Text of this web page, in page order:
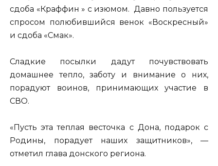
сдоба «Краффин » с изюмом. Давно пользуется
спросом полюбившийся венок «Воскресный»
и сдоба «Смак».
Сладкие посылки дадут почувствовать
домашнее тепло, заботу и внимание о них,
порадуют воинов, принимающих участие в
СВО.
«Пусть эта теплая весточка с Дона, подарок с
Родины, порадует наших защитников», —
отметил глава донского региона.